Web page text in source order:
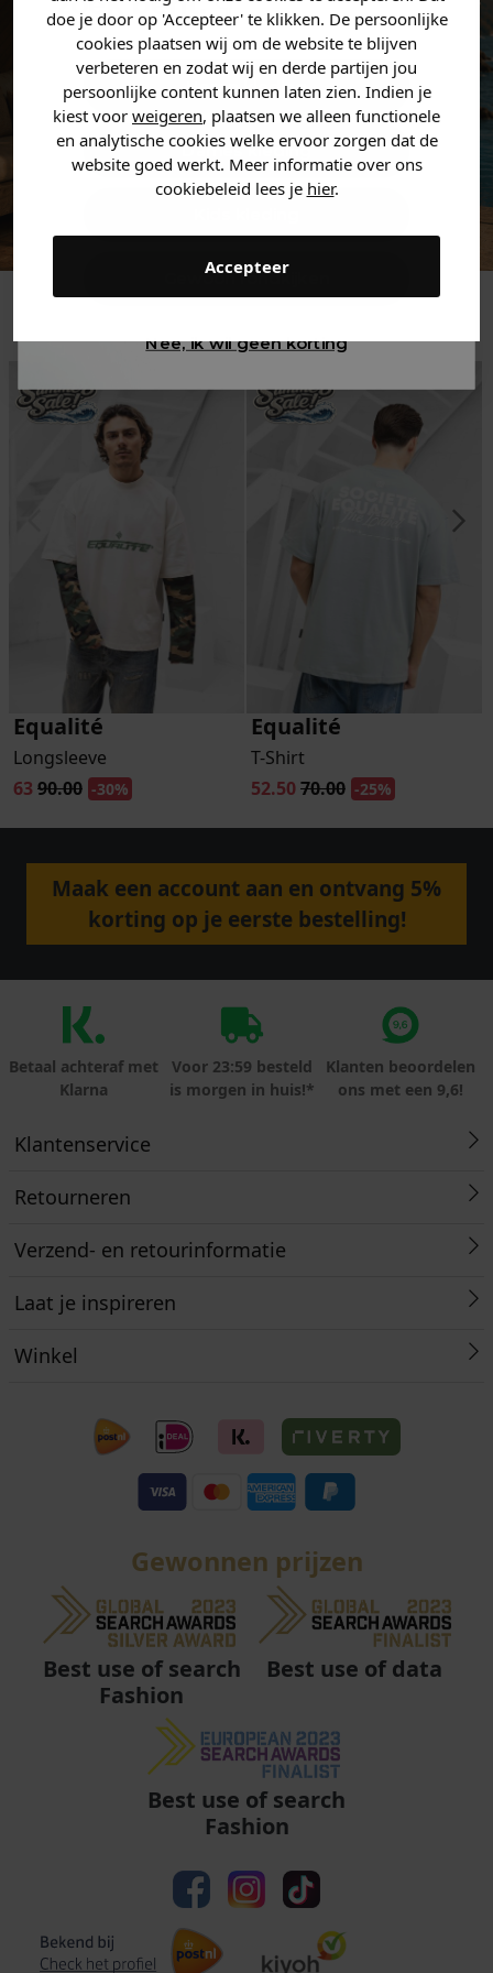
doe je door op 'Accepteer' te klikken. De persoonlijke
cookies plaatsen wij om de website te blijven
verbeteren en zodat wij en derde partijen jou
persoonlijke content kunnen laten zien. Indien je
kiest voor weigeren, plaatsen we alleen functionele
en analytische cookies welke ervoor zorgen dat de
website goed werkt. Meer informatie over ons
cookiebeleid lees je hier.
Accepteer
Equalité
Longsleeve
63 90.00 -30%
Equalité
T-Shirt
52.5070.00 -25%
Maak een account aan en ontvang 5%
korting op je eerste bestelling!
Betaal achteraf met
Klarna
Voor 23:59 besteld
is morgen in huis!*
Klanten beoordelen
ons met een 9,6!
Klantenservice
Retourneren
Verzend- en retourinformatie
Laat je inspireren
Winkel
Gewonnen prijzen
Best use of search
Fashion
Best use of data
Best use of search
Fashion
Heren kleding
Dames kleding
Gewoon rondkijken
Nee, ik wil geen korting